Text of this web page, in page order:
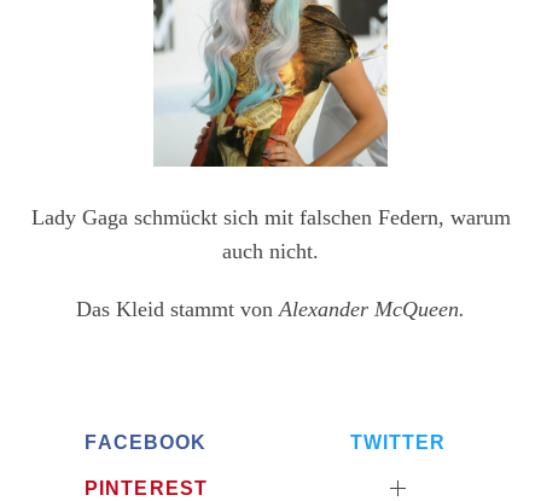
Lady Gaga schmückt sich mit falschen Federn, warum
auch nicht.
Das Kleid stammt von Alexander McQueen.
FACEBOOK TWITTER
PINTEREST